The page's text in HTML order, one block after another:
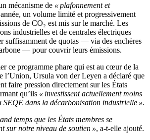
mécanisme de « plafonnement et
un volume limité et progressivement
de CO₂ est mis sur le marché. Les
industrielles et de centrales électriques
suffisamment de quotas — via des enchères
— pour couvrir leurs émissions.
ce programme phare qui est au cœur de la
l’Union, Ursula von der Leyen a déclaré que
faire pression directement sur les États
qu’ils « investissent actuellement moins
SEQE dans la décarbonisation industrielle ».
temps que les États membres se
sur notre niveau de soutien », a-t-elle ajouté.